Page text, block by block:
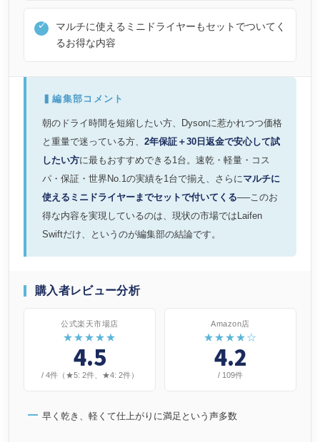
マルチに使えるミニドライヤーもセットでついてく
るお得な内容
▍編集部コメント
朝のドライ時間を短縮したい方、Dysonに惹かれつつ価格
と重量で迷っている方、 2年保証＋30日返金で安心して試
したい方に最もおすすめできる1台。速乾・軽量・コス
パ・保証・世界No.1の実績を1台で揃え、さらに マルチに
使えるミニドライヤーまでセットで付いてくる──このお
得な内容を実現しているのは、現状の市場ではLaifen
Swiftだけ、というのが編集部の結論です。
購入者レビュー分析
公式楽天市場店
★★★★★
4.5
/ 4件（★5: 2件、★4: 2件）
Amazon店
★★★★☆
4.2
/ 109件
早く乾き、軽くて仕上がりに満足という声多数